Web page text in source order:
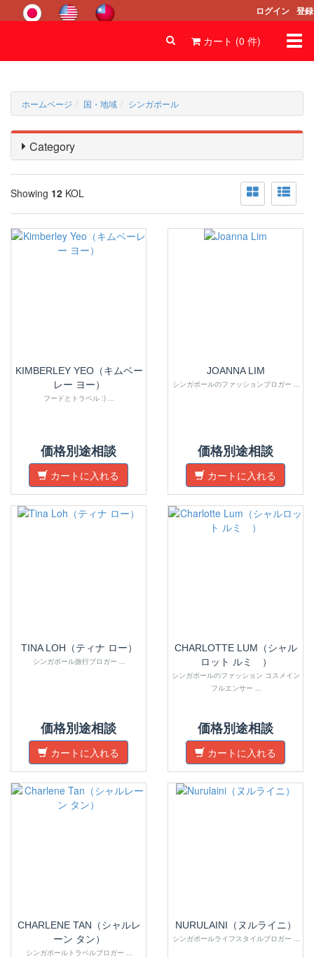
ログイン 登録
カート (0 件)
ホームページ 国・地域 シンガポール
Category
Showing 12 KOL
KIMBERLEY YEO（キムベー
レー ヨー）
フードとトラベル :) ...
価格別途相談
カートに入れる
JOANNA LIM
シンガポールのファッションブロガー ...
価格別途相談
カートに入れる
TINA LOH（ティナ ロー）
シンガポール旅行ブロガー ...
価格別途相談
カートに入れる
CHARLOTTE LUM（シャル
ロット ルミ ）
シンガポールのファッション コスメイン
フルエンサー ...
価格別途相談
カートに入れる
CHARLENE TAN（シャルレ
ーン タン）
シンガポールトラベルブロガー ...
NURULAINI（ヌルライニ）
シンガポールライフスタイルブロガー ...